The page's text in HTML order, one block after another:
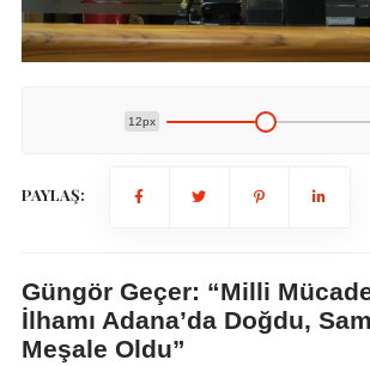
12px
PAYLAŞ:
Güngör Geçer: “Milli
İlhamı Adana’da Doğdu,
Meşale Oldu”